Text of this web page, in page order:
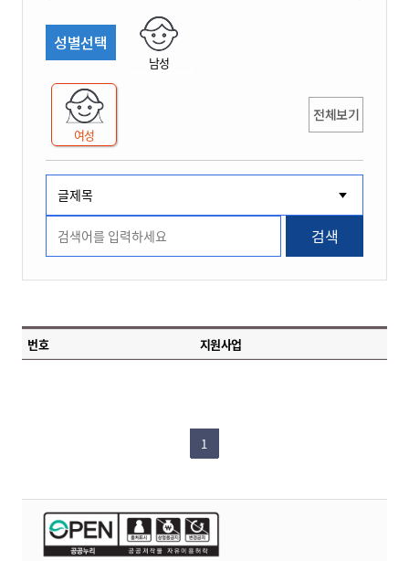
성별선택
남성
여성
전체보기
검색
번호 지원사업
1